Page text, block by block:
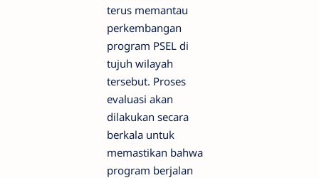
terus memantau
perkembangan
program PSEL di
tujuh wilayah
tersebut. Proses
evaluasi akan
dilakukan secara
berkala untuk
memastikan bahwa
program berjalan